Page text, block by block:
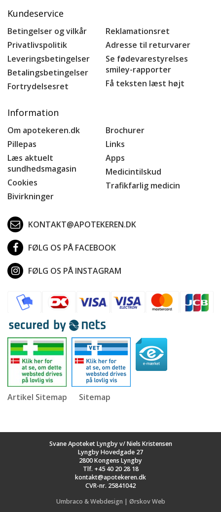
Kundeservice
Betingelser og vilkår
Privatlivspolitik
Leveringsbetingelser
Betalingsbetingelser
Fortrydelsesret
Reklamationsret
Adresse til returvarer
Se fødevarestyrelses
smiley-rapporter
Få teksten læst højt
Information
Om apotekeren.dk
Pillepas
Læs aktuelt
sundhedsmagasin
Cookies
Bivirkninger
Brochurer
Links
Apps
Medicintilskud
Trafikfarlig medicin
KONTAKT@APOTEKEREN.DK
FØLG OS PÅ FACEBOOK
FØLG OS PÅ INSTAGRAM
Artikel Sitemap Sitemap
Svane Apoteket Lyngby v/ Niels Kristensen
Lyngby Hovedgade 27
2800 Kongens Lyngby
Tlf. +45 40 20 28 18
kontakt@apotekeren.dk
CVR-nr. 25841042
Umbraco & Webdesign | Ørskov Web